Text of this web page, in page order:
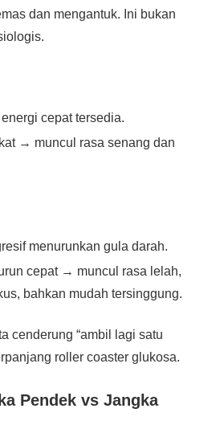
dan mengantuk. Ini bukan
cepat tersedia.
→ muncul rasa senang dan
menurunkan gula darah.
cepat → muncul rasa lelah,
bahkan mudah tersinggung.
cenderung “ambil lagi satu
roller coaster glukosa.
Pendek vs Jangka